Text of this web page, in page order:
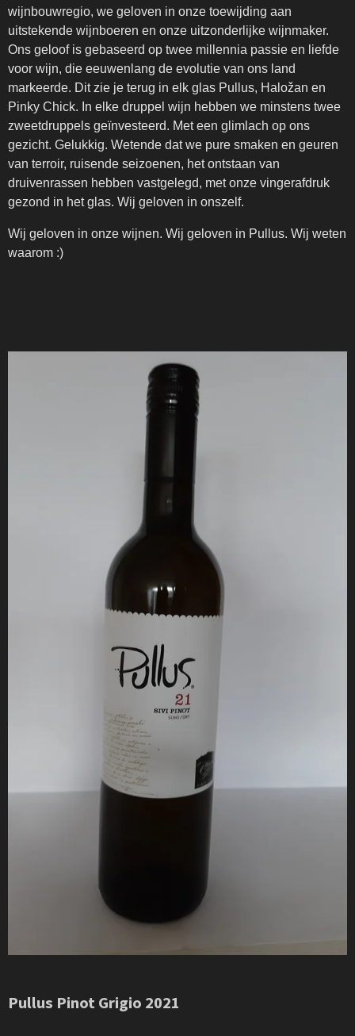
wijnbouwregio, we geloven in onze toewijding aan
uitstekende wijnboeren en onze uitzonderlijke wijnmaker.
Ons geloof is gebaseerd op twee millennia passie en liefde
voor wijn, die eeuwenlang de evolutie van ons land
markeerde. Dit zie je terug in elk glas Pullus, Haložan en
Pinky Chick. In elke druppel wijn hebben we minstens twee
zweetdruppels geïnvesteerd. Met een glimlach op ons
gezicht. Gelukkig. Wetende dat we pure smaken en geuren
van terroir, ruisende seizoenen, het ontstaan van
druivenrassen hebben vastgelegd, met onze vingerafdruk
gezond in het glas. Wij geloven in onszelf.
Wij geloven in onze wijnen. Wij geloven in Pullus. Wij weten
waarom :)
Pullus Pinot Grigio 2021